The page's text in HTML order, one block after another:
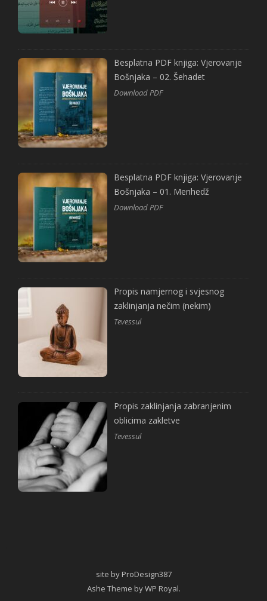
Besplatna PDF knjiga: Vjerovanje
Bošnjaka – 02. Šehadet
Download PDF
Besplatna PDF knjiga: Vjerovanje
Bošnjaka – 01. Menhedž
Download PDF
Propis namjernog i svjesnog
zaklinjanja nečim (nekim)
Tevessul
Propis zaklinjanja zabranjenim
oblicima zakletve
Tevessul
site by ProDesign387
Ashe Theme byWP Royal.